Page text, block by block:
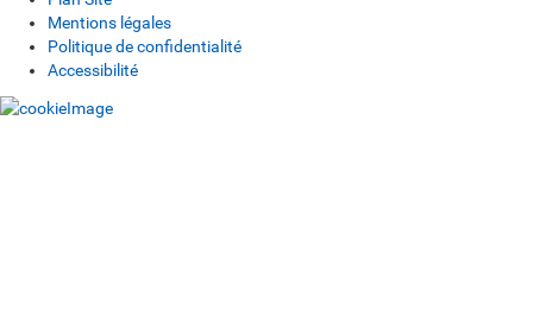
Mentions légales
Politique de confidentialité
Accessibilité